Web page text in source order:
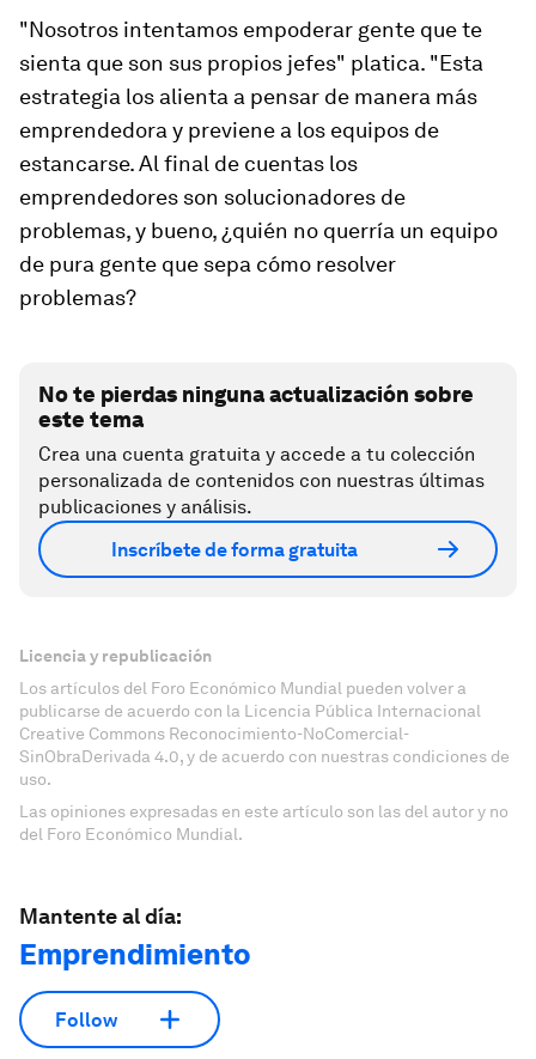
"Nosotros intentamos empoderar gente que te
sienta que son sus propios jefes" platica. "Esta
estrategia los alienta a pensar de manera más
emprendedora y previene a los equipos de
estancarse. Al final de cuentas los
emprendedores son solucionadores de
problemas, y bueno, ¿quién no querría un equipo
de pura gente que sepa cómo resolver
problemas?
No te pierdas ninguna actualización sobre
este tema
Crea una cuenta gratuita y accede a tu colección
personalizada de contenidos con nuestras últimas
publicaciones y análisis.
Inscríbete de forma gratuita
Licencia y republicación
Los artículos del Foro Económico Mundial pueden volver a
publicarse de acuerdo con la Licencia Pública Internacional
Creative Commons Reconocimiento-NoComercial-
SinObraDerivada 4.0, y de acuerdo con nuestras condiciones de
uso.
Las opiniones expresadas en este artículo son las del autor y no
del Foro Económico Mundial.
Mantente al día:
Emprendimiento
Follow